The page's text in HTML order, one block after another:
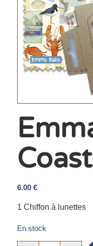
6.00 €
1 Chiffon à lunettes
En stock